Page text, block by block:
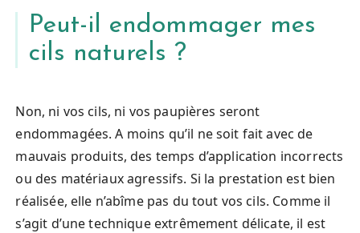
Peut-il endommager mes
cils naturels ?
Non, ni vos cils, ni vos paupières seront
endommagées. A moins qu’il ne soit fait avec de
mauvais produits, des temps d’application incorrects
ou des matériaux agressifs. Si la prestation est bien
réalisée, elle n’abîme pas du tout vos cils. Comme il
s’agit d’une technique extrêmement délicate, il est